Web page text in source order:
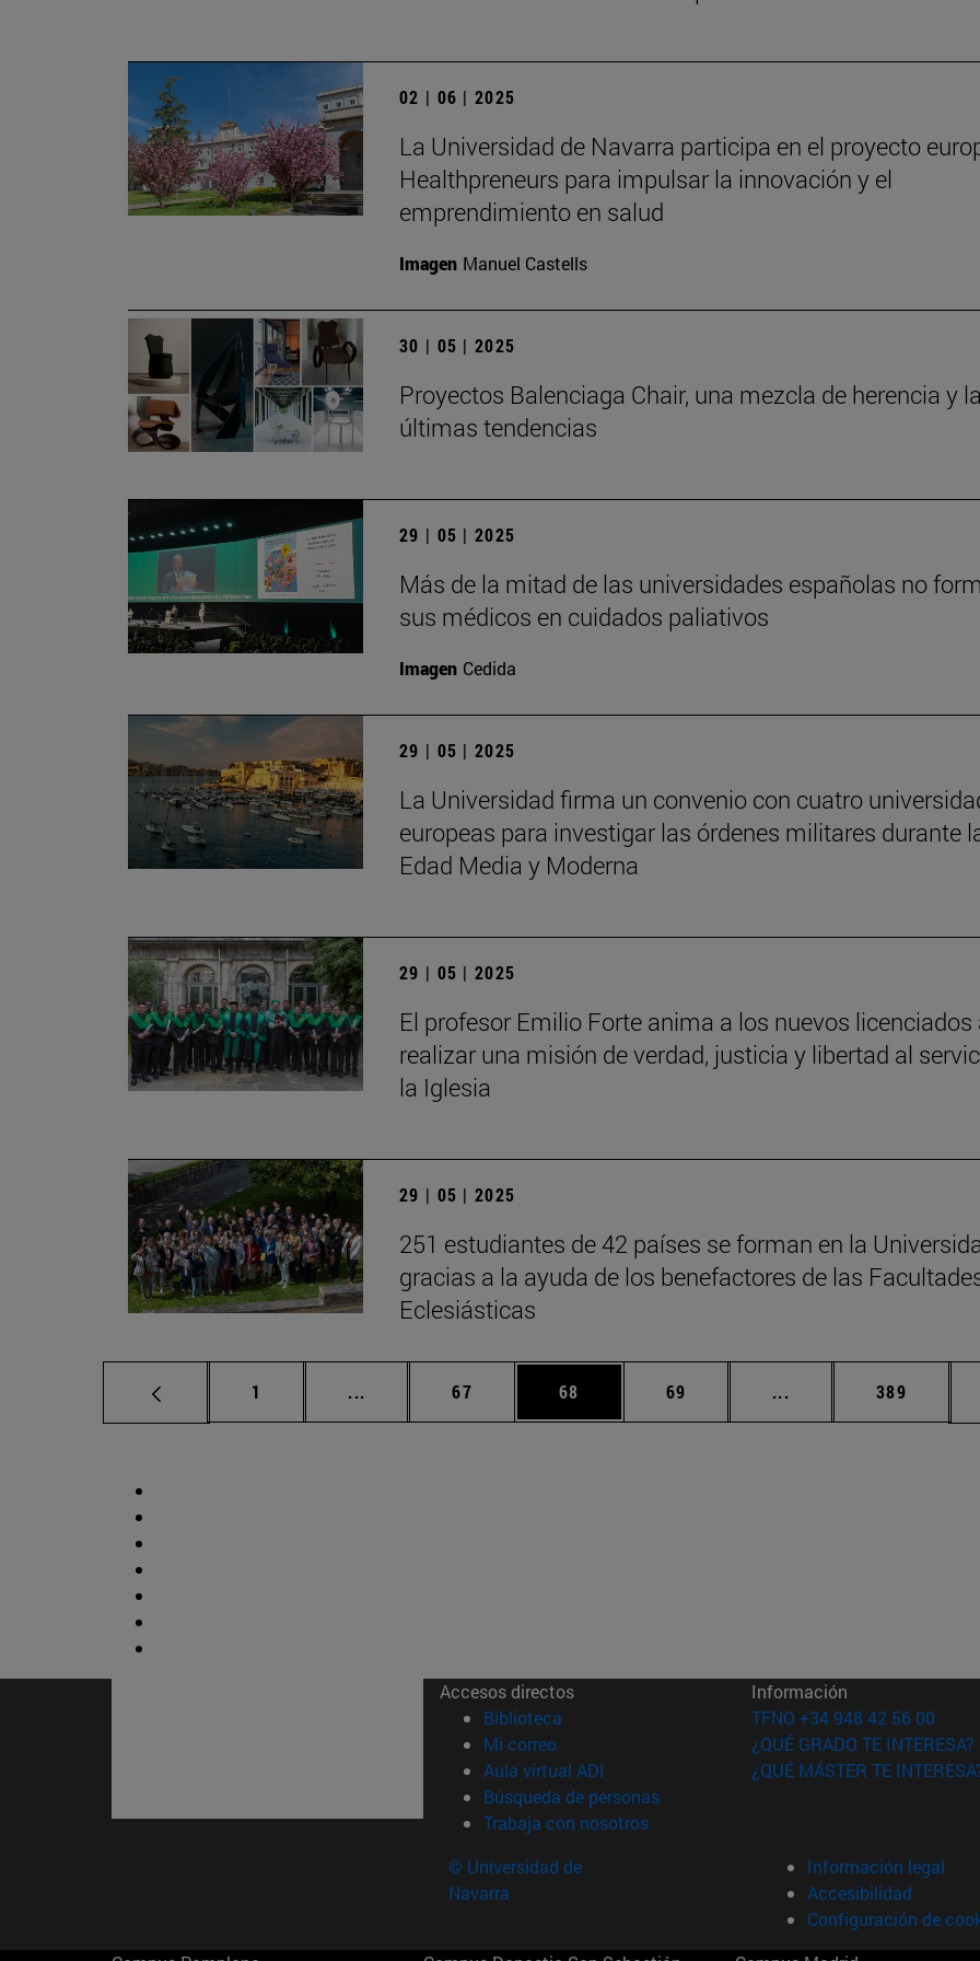
02 | 06 | 2025
La Universidad de Navarra participa en el proyecto
Healthpreneurs para impulsar la innovación y el
emprendimiento en salud
Imagen Manuel Castells
30 | 05 | 2025
Proyectos Balenciaga Chair, una mezcla de herencia y
últimas tendencias
29 | 05 | 2025
Más de la mitad de las universidades españolas no
sus médicos en cuidados paliativos
Imagen Cedida
29 | 05 | 2025
La Universidad firma un convenio con cuatro
europeas para investigar las órdenes militares durante
Edad Media y Moderna
29 | 05 | 2025
El profesor Emilio Forte anima a los nuevos licenciados
realizar una misión de verdad, justicia y libertad al
la Iglesia
29 | 05 | 2025
251 estudiantes de 42 países se forman en la
gracias a la ayuda de los benefactores de las
Eclesiásticas
Página
1 ... Páginas intermedias Use TAB para desplazarse.
Página
67 Página
68 Página
69 ... Páginas intermedias
Página
389
Accesos directos
Biblioteca (abre en nueva ventana)
Mi correo(abre en nueva ventana)
Aula virtual ADI (abre en nueva ventana)
Búsqueda de personas(abre en nueva ventana)
Trabaja con nosotros(abre en nueva ventana)
Información
TFNO +34 948 42 56 00
¿QUÉ GRADO TE INTERESA?
¿QUÉ MÁSTER TE
© Universidad de
Navarra
Información legal
Accesibilidad
Configuración de